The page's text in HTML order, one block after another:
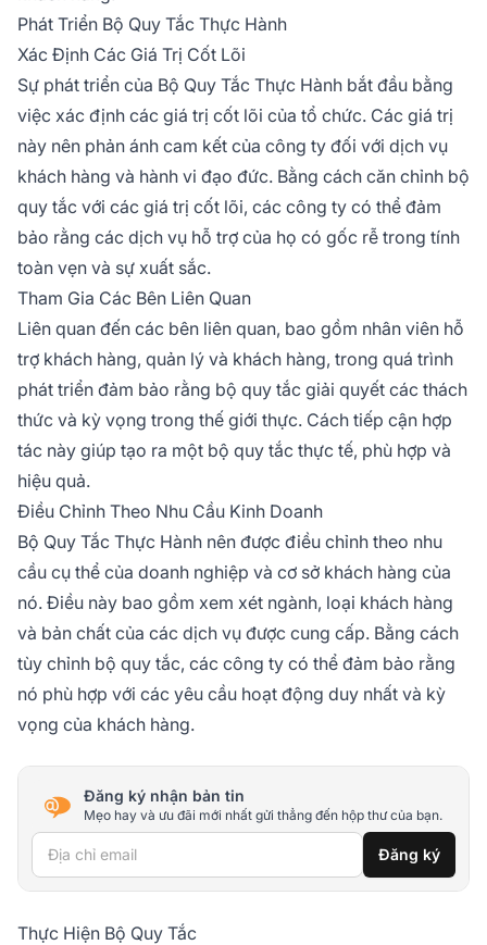
Phát Triển Bộ Quy Tắc Thực Hành
Xác Định Các Giá Trị Cốt Lõi
Sự phát triển của Bộ Quy Tắc Thực Hành bắt đầu bằng
việc xác định các giá trị cốt lõi của tổ chức. Các giá trị
này nên phản ánh cam kết của công ty đối với dịch vụ
khách hàng và hành vi đạo đức. Bằng cách căn chỉnh bộ
quy tắc với các giá trị cốt lõi, các công ty có thể đảm
bảo rằng các dịch vụ hỗ trợ của họ có gốc rễ trong tính
toàn vẹn và sự xuất sắc.
Tham Gia Các Bên Liên Quan
Liên quan đến các bên liên quan, bao gồm nhân viên hỗ
trợ khách hàng, quản lý và khách hàng, trong quá trình
phát triển đảm bảo rằng bộ quy tắc giải quyết các thách
thức và kỳ vọng trong thế giới thực. Cách tiếp cận hợp
tác này giúp tạo ra một bộ quy tắc thực tế, phù hợp và
hiệu quả.
Điều Chỉnh Theo Nhu Cầu Kinh Doanh
Bộ Quy Tắc Thực Hành nên được điều chỉnh theo nhu
cầu cụ thể của doanh nghiệp và cơ sở khách hàng của
nó. Điều này bao gồm xem xét ngành, loại khách hàng
và bản chất của các dịch vụ được cung cấp. Bằng cách
tùy chỉnh bộ quy tắc, các công ty có thể đảm bảo rằng
nó phù hợp với các yêu cầu hoạt động duy nhất và kỳ
vọng của khách hàng.
Đăng ký nhận bản tin
Mẹo hay và ưu đãi mới nhất gửi thẳng đến hộp thư của bạn.
Địa chỉ email Đăng ký
Thực Hiện Bộ Quy Tắc